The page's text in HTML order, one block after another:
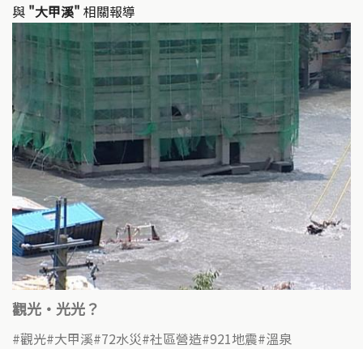
與 "大甲溪" 相關報導
觀光‧光光？
觀光 大甲溪 72水災 社區營造 921地震 溫泉